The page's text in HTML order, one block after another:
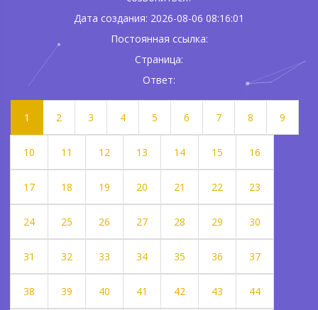
Дата создания: 2026-08-06 08:16:01
Постоянная ссылка:
Страница:
Ответ:
1 2 3 4 5 6 7 8 9
10 11 12 13 14 15 16
17 18 19 20 21 22 23
24 25 26 27 28 29 30
31 32 33 34 35 36 37
38 39 40 41 42 43 44